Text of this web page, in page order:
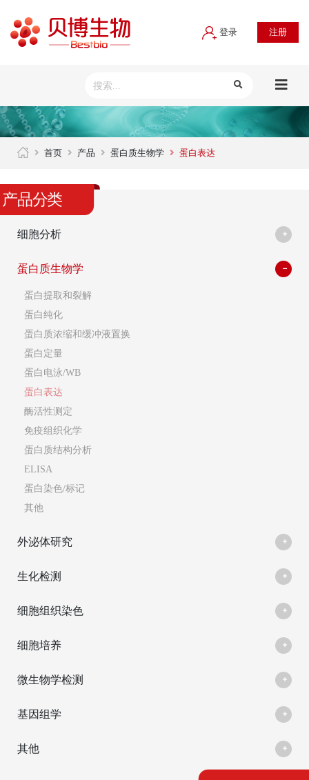
登录 注册
首页 产品 蛋白质生物学 蛋白表达
产品分类
细胞分析
蛋白质生物学
蛋白提取和裂解
蛋白纯化
蛋白质浓缩和缓冲液置换
蛋白定量
蛋白电泳/WB
蛋白表达
酶活性测定
免疫组织化学
蛋白质结构分析
ELISA
蛋白染色/标记
其他
外泌体研究
生化检测
细胞组织染色
细胞培养
微生物学检测
基因组学
其他